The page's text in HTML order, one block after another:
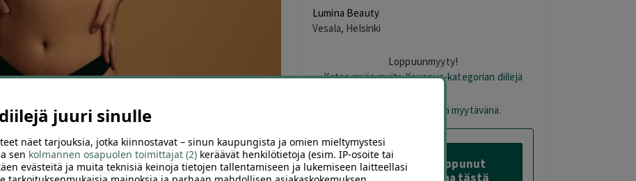
Lumina Beauty
Vesala, Helsinki
Loppuunmyyty!
Katso myös muita Kauneus-kategorian diilejä
Tuotetta ei ole varastossa eikä myytävänä.
Tämä diili on loppunut
varastosta – Tilaa tästä
juuri sinulle
näet tarjouksia, jotka kiinnostavat – sinun kaupungista ja omien mieltymystesi
sen kolmannen osapuolen toimittajat (2) keräävät henkilötietoja (esim. IP-osoite tai
evästeitä ja muita teknisiä keinoja tietojen tallentamiseen ja lukemiseen laitteellasi